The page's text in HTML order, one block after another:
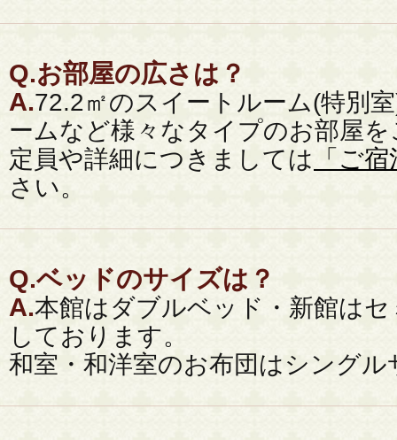
Q.お部屋の広さは？
A.72.2㎡のスイートルーム(特別
ームなど様々なタイプのお部屋
定員や詳細につきましては 「ご
さい。
Q.ベッドのサイズは？
A.本館はダブルベッド・新館は
しております。
和室・和洋室のお布団はシング